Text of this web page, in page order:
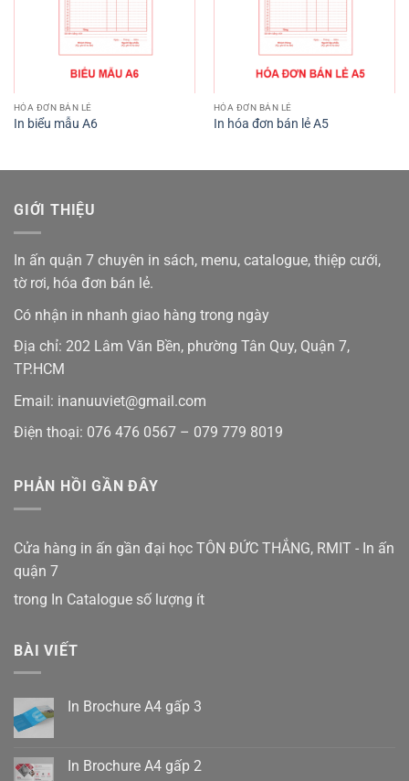
HÓA ĐƠN BÁN LẺ
In biểu mẫu A6
HÓA ĐƠN BÁN LẺ
In hóa đơn bán lẻ A5
GIỚI THIỆU
In ấn quận 7 chuyên in sách, menu, catalogue, thiệp cưới,
tờ rơi, hóa đơn bán lẻ.
Có nhận in nhanh giao hàng trong ngày
Địa chỉ: 202 Lâm Văn Bền, phường Tân Quy, Quận 7,
TP.HCM
Email: inanuuviet@gmail.com
Điện thoại: 076 476 0567 – 079 779 8019
PHẢN HỒI GẦN ĐÂY
Cửa hàng in ấn gần đại học TÔN ĐỨC THẮNG, RMIT - In ấn
quận 7
trong In Catalogue số lượng ít
BÀI VIẾT
In Brochure A4 gấp 3
luận
ởIn Brochure A4 gấp 2